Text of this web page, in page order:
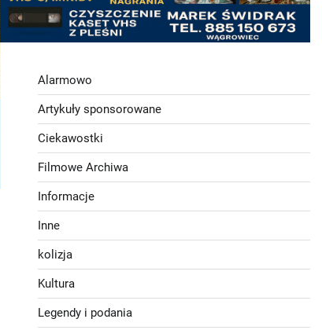
Alarmowo
Artykuły sponsorowane
Ciekawostki
Filmowe Archiwa
Informacje
Inne
kolizja
Kultura
Legendy i podania